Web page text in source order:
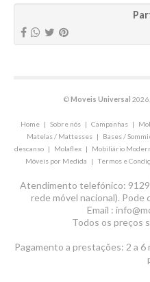
© Moveis Universal
Home| Sobre nós| Campanhas|
Matelas / Mattesses| Bases /
descanso | Molaflex | Mobiliário
Móveis por Medida | Termos e
Atendimento telefónico:
rede móvel nacional).
Email :
Todos os preços
Pagamento a prestações: 2 a 6